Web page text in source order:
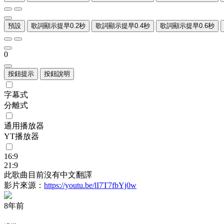
預設 歌詞顯示提早0.2秒 歌詞顯示提早0.4秒 歌詞顯示提早0.6秒
0
按鈕提示 按鈕說明
字幕式
分離式
通用播放器
YT播放器
16:9
21:9
此歌曲目前沒有中文翻譯
影片來源： https://youtu.be/lI7T7fbYj0w
8年前